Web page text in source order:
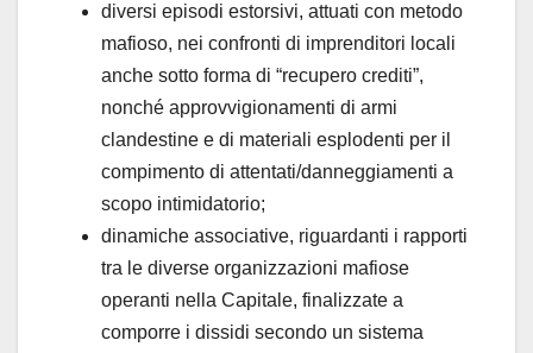
diversi episodi estorsivi, attuati con metodo
mafioso, nei confronti di imprenditori locali
anche sotto forma di “recupero crediti”,
nonché approvvigionamenti di armi
clandestine e di materiali esplodenti per il
compimento di attentati/danneggiamenti a
scopo intimidatorio;
dinamiche associative, riguardanti i rapporti
tra le diverse organizzazioni mafiose
operanti nella Capitale, finalizzate a
comporre i dissidi secondo un sistema